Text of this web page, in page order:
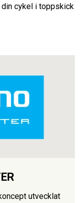
cykel i toppskick
utvecklat